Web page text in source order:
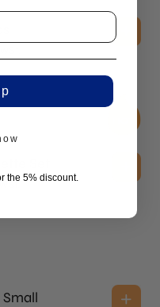
the 5% discount.